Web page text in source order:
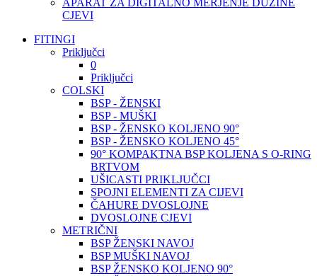
APARAT ZA DIGITALNO MERJENJE DUŽINE
CJEVI
FITINGI
Priključci
0
Priključci
COLSKI
BSP - ŽENSKI
BSP - MUŠKI
BSP - ŽENSKO KOLJENO 90°
BSP - ŽENSKO KOLJENO 45°
90° KOMPAKTNA BSP KOLJENA S O-RING
BRTVOM
UŠICASTI PRIKLJUČCI
SPOJNI ELEMENTI ZA CIJEVI
ČAHURE DVOSLOJNE
DVOSLOJNE CJEVI
METRIČNI
BSP ŽENSKI NAVOJ
BSP MUŠKI NAVOJ
BSP ŽENSKO KOLJENO 90°